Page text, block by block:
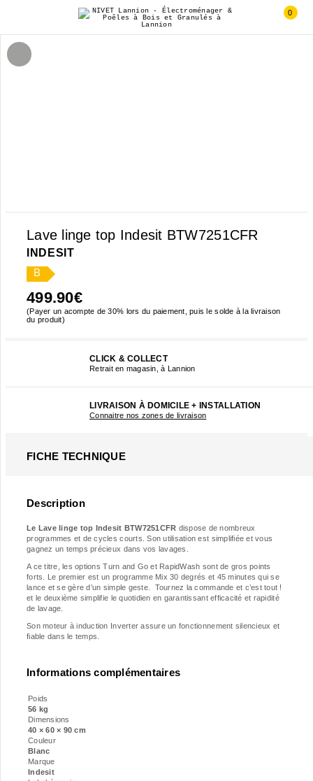
0
Lave linge top Indesit BTW7251CFR
INDESIT
B
499.90€
(Payer un acompte de 30% lors du paiement, puis le solde à la livraison
du produit)
CLICK & COLLECT
Retrait en magasin, à Lannion
LIVRAISON À DOMICILE + INSTALLATION
Connaitre nos zones de livraison
FICHE TECHNIQUE
Description
Le Lave linge top Indesit BTW7251CFR dispose de nombreux
programmes et de cycles courts. Son utilisation est simplifiée et vous
gagnez un temps précieux dans vos lavages.
A ce titre, les options Turn and Go et RapidWash sont de gros points
forts. Le premier est un programme Mix 30 degrés et 45 minutes qui se
lance et se gère d’un simple geste. Tournez la commande et c’est tout !
et le deuxième simplifie le quotidien en garantissant efficacité et rapidité
de lavage.
Son moteur à induction Inverter assure un fonctionnement silencieux et
fiable dans le temps.
Informations complémentaires
Poids
56 kg
Dimensions
40 × 60 × 90 cm
Couleur
Blanc
Marque
Indesit